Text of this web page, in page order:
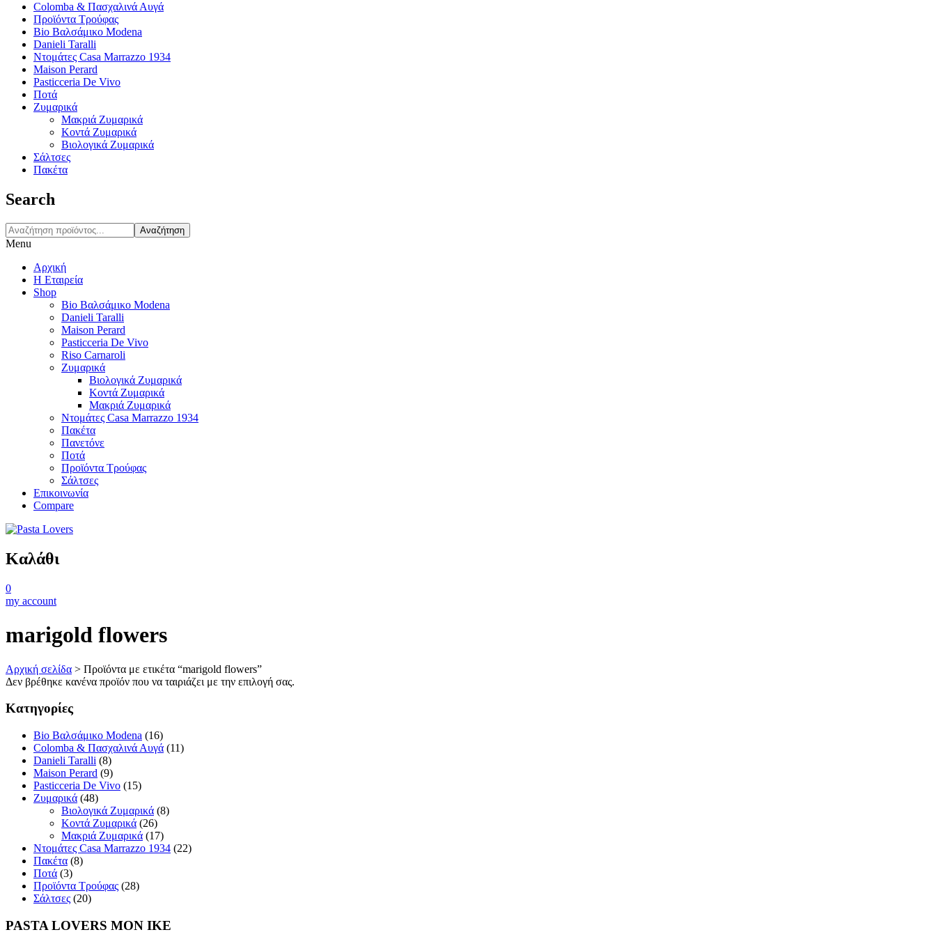
Colomba & Πασχαλινά Αυγά
Προϊόντα Τρούφας
Bio Βαλσάμικο Modena
Danieli Taralli
Ντομάτες Casa Marrazzo 1934
Maison Perard
Pasticceria De Vivo
Ποτά
Ζυμαρικά
Μακριά Ζυμαρικά
Κοντά Ζυμαρικά
Βιολογικά Ζυμαρικά
Σάλτσες
Πακέτα
Search
Αναζήτηση
Menu
Αρχική
Η Εταιρεία
Shop
Bio Βαλσάμικο Modena
Danieli Taralli
Maison Perard
Pasticceria De Vivo
Riso Carnaroli
Ζυμαρικά
Βιολογικά Ζυμαρικά
Κοντά Ζυμαρικά
Μακριά Ζυμαρικά
Ντομάτες Casa Marrazzo 1934
Πακέτα
Πανετόνε
Ποτά
Προϊόντα Τρούφας
Σάλτσες
Επικοινωνία
Compare
Καλάθι
0
my account
marigold flowers
Αρχική σελίδα > Προϊόντα με ετικέτα “marigold flowers”
Δεν βρέθηκε κανένα προϊόν που να ταιριάζει με την επιλογή σας.
Κατηγορίες
Bio Βαλσάμικο Modena (16)
Colomba & Πασχαλινά Αυγά (11)
Danieli Taralli (8)
Maison Perard (9)
Pasticceria De Vivo (15)
Ζυμαρικά (48)
Βιολογικά Ζυμαρικά (8)
Κοντά Ζυμαρικά (26)
Μακριά Ζυμαρικά (17)
Ντομάτες Casa Marrazzo 1934 (22)
Πακέτα (8)
Ποτά (3)
Προϊόντα Τρούφας (28)
Σάλτσες (20)
PASTA LOVERS ΜΟΝ ΙΚΕ